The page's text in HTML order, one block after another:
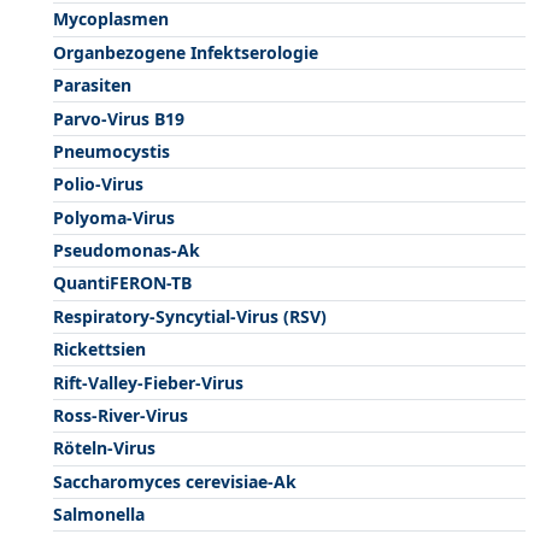
Mycoplasmen
Organbezogene Infektserologie
Parasiten
Parvo-Virus B19
Pneumocystis
Polio-Virus
Polyoma-Virus
Pseudomonas-Ak
QuantiFERON-TB
Respiratory-Syncytial-Virus (RSV)
Rickettsien
Rift-Valley-Fieber-Virus
Ross-River-Virus
Röteln-Virus
Saccharomyces cerevisiae-Ak
Salmonella